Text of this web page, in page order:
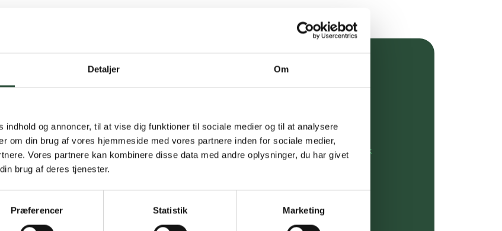
Detaljer Om
og annoncer, til at vise dig funktioner til sociale medier og til at analysere
om din brug af vores hjemmeside med vores partnere inden for sociale medier,
Vores partnere kan kombinere disse data med andre oplysninger, du har givet
brug af deres tjenester.
Præferencer Statistik Marketing
Gratis fragt over 349 kr.
Personlig rådgivning
Få hjælp til din webordre på: kundeservice@uglecare.dk
Hurtig levering (30 min. i Kbh)
Hurtigt leveringen via GLS, og DAO